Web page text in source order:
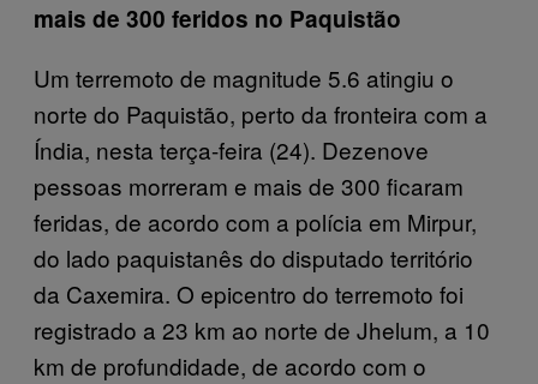
mais de 300 feridos no Paquistão
Um terremoto de magnitude 5.6 atingiu o
norte do Paquistão, perto da fronteira com a
Índia, nesta terça-feira (24). Dezenove
pessoas morreram e mais de 300 ficaram
feridas, de acordo com a polícia em Mirpur,
do lado paquistanês do disputado território
da Caxemira. O epicentro do terremoto foi
registrado a 23 km ao norte de Jhelum, a 10
km de profundidade, de acordo com o